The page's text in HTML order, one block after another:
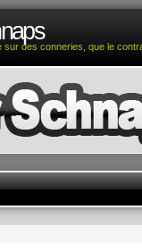
sur des conneries, que le